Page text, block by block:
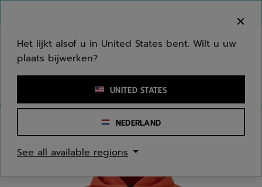
Een zoekwoord of een artikelnummer invoeren
Het lijkt alsof u in United States bent. Wilt u uw
plaats bijwerken?
UNITED STATES
NEDERLAND
See all available regions